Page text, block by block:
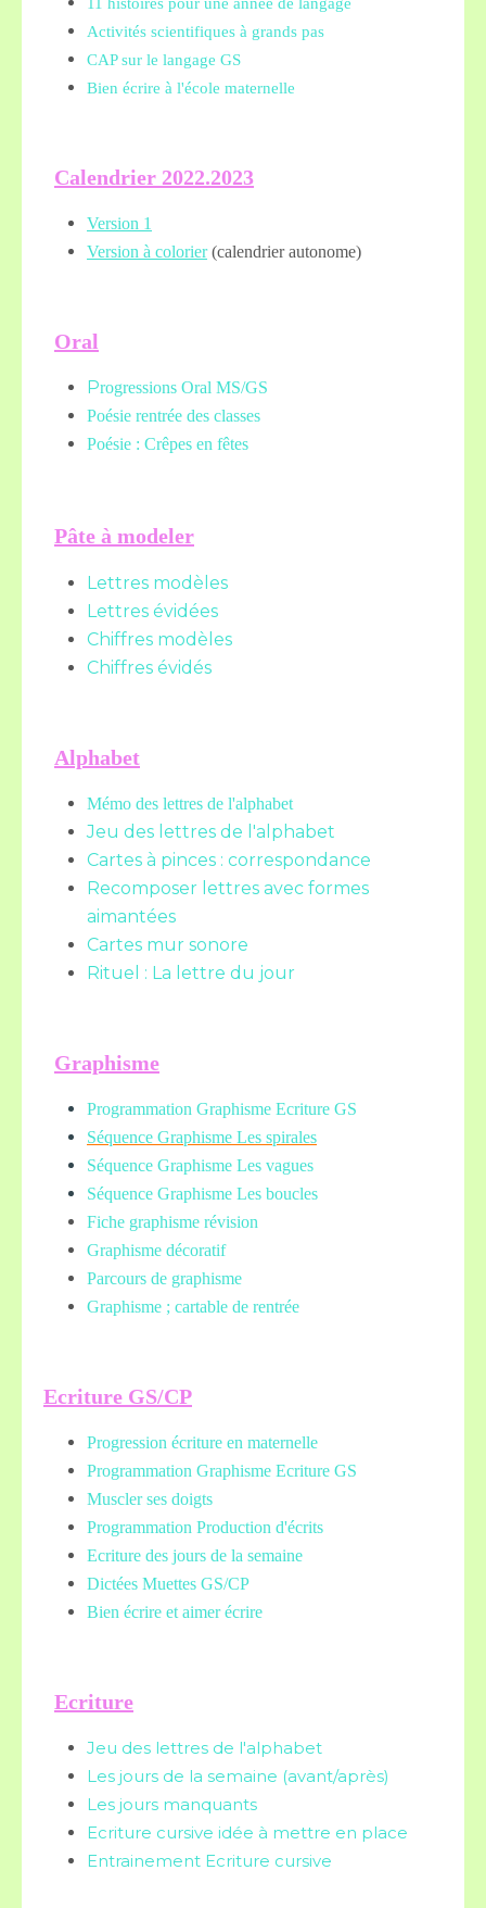
Activités scientifiques à grands pas
CAP sur le langage GS
Bien écrire à l'école maternelle
Calendrier 2022.2023
Version 1
Version à colorier(calendrier autonome)
Oral
Progressions Oral MS/GS
Poésie rentrée des classes
Poésie : Crêpes en fêtes
Pâte à modeler
Lettres modèles
Lettres évidées
Chiffres modèles
Chiffres évidés
Alphabet
Mémo des lettres de l'alphabet
Jeu des lettres de l'alphabet
Cartes à pinces : correspondance
Recomposer lettres avec formes
aimantées
Cartes mur sonore
Rituel : La lettre du jour
Graphisme
Programmation Graphisme Ecriture GS
Séquence Graphisme Les spirales
Séquence Graphisme Les vagues
Séquence Graphisme Les boucles
Fiche graphisme révision
Graphisme décoratif
Parcours de graphisme
Graphisme ; cartable de rentrée
Ecriture GS/CP
Progression écriture en maternelle
Programmation Graphisme Ecriture GS
Muscler ses doigts
Programmation Production d'écrits
Ecriture des jours de la semaine
Dictées Muettes GS/CP
Bien écrire et aimer écrire
Ecriture
Jeu des lettres de l'alphabet
Les jours de la semaine (avant/après)
Les jours manquants
Ecriture cursive idée à mettre en place
Entrainement Ecriture cursive